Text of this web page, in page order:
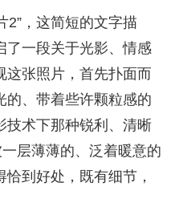
2”，这简短的文字描
了一段关于光影、情感
这张照片，首先扑面而
的、带着些许颗粒感的
技术下那种锐利、清晰
层薄薄的、泛着暖意的
到好处，既有细节，